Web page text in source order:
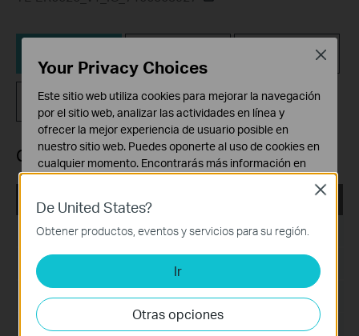
VPN IPSec
Frecuentes
Documentos
relacionados
Firmware
Cliente software VPN IPSec
IPSec VPN Client
Fecha de Publicación:2017-08-11
Idioma:
Tamaño de Archivo:5.81 MB
Sistema Operativo: Win2000/XP/2003/Vista/7
De United States?
Obtener productos, eventos y servicios para su región.
Ir
Otras opciones
Close
Your Privacy Choices
Este sitio web utiliza cookies para mejorar la navegación
por el sitio web, analizar las actividades en línea y
ofrecer la mejor experiencia de usuario posible en
nuestro sitio web. Puedes oponerte al uso de cookies en
cualquier momento. Encontrarás más información en
Cookies Básicas
Estas cookies son necesarias para el funcionamiento
del sitio web y no pueden desactivarse en tu sistema.
Cookies de Análisis y de Marketing
Las cookies de análisis nos permiten analizar tus
actividades en nuestro sitio web con el fin de mejorar y
adaptar la funcionalidad del mismo.
Close